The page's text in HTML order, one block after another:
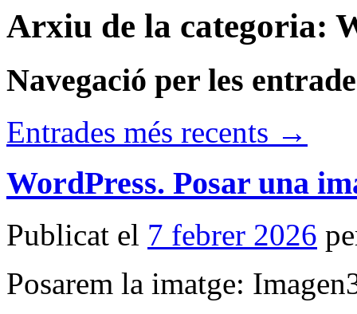
Arxiu de la categoria:
Navegació per les
Entrades més recents →
WordPress. Posar una
Publicat el 7 febrer 2026
Posarem la imatge: